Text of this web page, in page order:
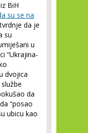
BiH
su se na
da je
su
u
“Ukrajina-
dvojica
da
“posao
ubicu kao